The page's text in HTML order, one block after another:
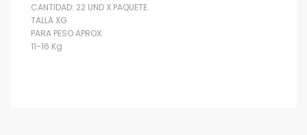
CANTIDAD: 22 UND X PAQUETE.
TALLA XG
PARA PESO APROX.
11-16 Kg